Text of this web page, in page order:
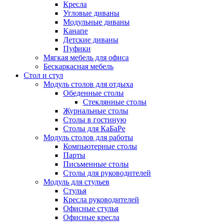
Кресла
Угловые диваны
Модульные диваны
Канапе
Детские диваны
Пуфики
Мягкая мебель для офиса
Бескаркасная мебель
Стол и стул
Модуль столов для отдыха
Обеденные столы
Стеклянные столы
Журнальные столы
Столы в гостиную
Столы для КаБаРе
Модуль столов для работы
Компьютерные столы
Парты
Письменные столы
Столы для руководителей
Модуль для стульев
Стулья
Кресла руководителей
Офисные стулья
Офисные кресла